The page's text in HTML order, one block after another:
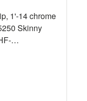
1'-14 chrome
Skinny